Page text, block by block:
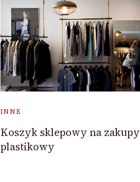
INNE
Koszyk sklepowy na zakupy
plastikowy